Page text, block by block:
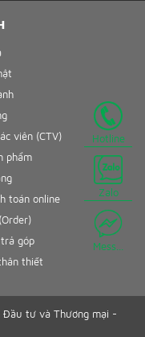
Hotline
Zalo
Mess...
viên (CTV)
phẩm
toán online
góp
thiết
Đầu tư và Thương mại -